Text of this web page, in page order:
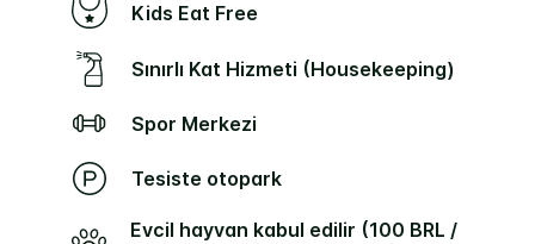
Kids Eat Free
Sınırlı Kat Hizmeti (Housekeeping)
Spor Merkezi
Tesiste otopark
Evcil hayvan kabul edilir (100 BRL /